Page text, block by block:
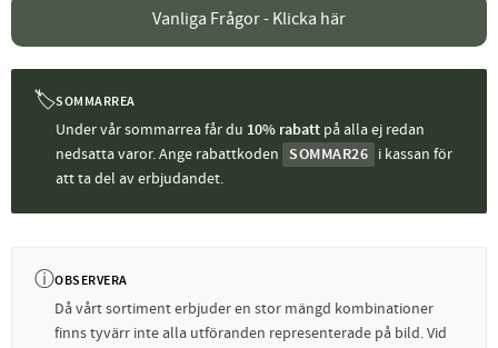
Vanliga Frågor - Klicka här
🏷SOMMARREA
Under vår sommarrea får du 10% rabatt på alla ej redan
nedsatta varor. Ange rabattkoden
SOMMAR26 i kassan för
att ta del av erbjudandet.
ⓘOBSERVERA
Då vårt sortiment erbjuder en stor mängd kombinationer
finns tyvärr inte alla utföranden representerade på bild. Vid